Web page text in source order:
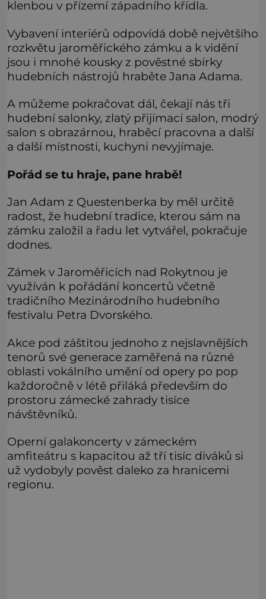
klenbou v přízemí západního křídla.
Vybavení interiérů odpovídá době největšího
rozkvětu jaroměřického zámku a k vidění
jsou i mnohé kousky z pověstné sbírky
hudebních nástrojů hraběte Jana Adama.
A můžeme pokračovat dál, čekají nás tři
hudební salonky, zlatý přijímací salon, modrý
salon s obrazárnou, hraběcí pracovna a další
a další místnosti, kuchyni nevyjímaje.
Pořád se tu hraje, pane hrabě!
Jan Adam z Questenberka by měl určitě
radost, že hudební tradice, kterou sám na
zámku založil a řadu let vytvářel, pokračuje
dodnes.
Zámek v Jaroměřicích nad Rokytnou je
využíván k pořádání koncertů včetně
tradičního Mezinárodního hudebního
festivalu Petra Dvorského.
Akce pod záštitou jednoho z nejslavnějších
tenorů své generace zaměřená na různé
oblasti vokálního umění od opery po pop
každoročně v létě přiláká především do
prostoru zámecké zahrady tisíce
návštěvníků.
Operní galakoncerty v zámeckém
amfiteátru s kapacitou až tří tisíc diváků si
už vydobyly pověst daleko za hranicemi
regionu.